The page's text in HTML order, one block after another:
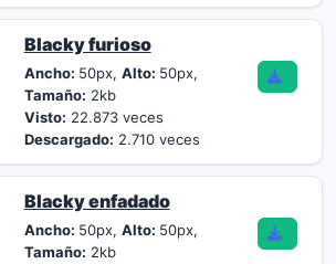
Blacky furioso
Ancho: 50px, Alto: 50px,
Tamaño: 2kb
Visto: 22.873 veces
Descargado: 2.710 veces
Blacky enfadado
Ancho: 50px, Alto: 50px,
Tamaño: 2kb